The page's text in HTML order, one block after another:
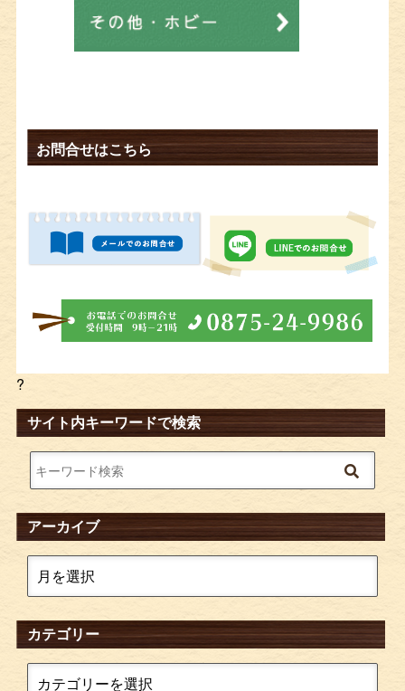
お問合せはこちら
?
サイト内キーワードで検索
アーカイブ
カテゴリー